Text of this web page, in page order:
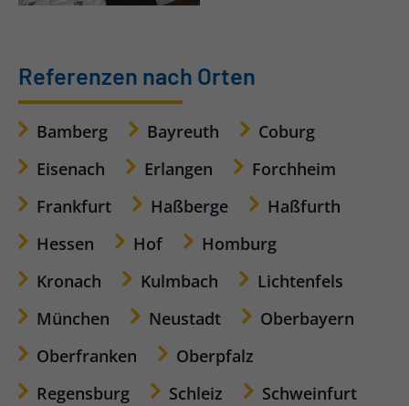
Referenzen nach Orten
Bamberg Bayreuth
Coburg
Eisenach
Erlangen
Forchheim
Frankfurt
Haßberge
Haßfurth
Hessen
Hof
Homburg
Kronach
Kulmbach
Lichtenfels
München
Neustadt
Oberbayern
Oberfranken
Oberpfalz
Regensburg
Schleiz
Schweinfurt